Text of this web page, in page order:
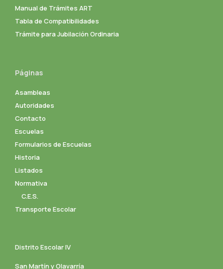
Manual de Trámites ART
Tabla de Compatibilidades
Trámite para Jubilación Ordinaria
Páginas
Asambleas
Autoridades
Contacto
Escuelas
Formularios de Escuelas
Historia
Listados
Normativa
C.E.S.
Transporte Escolar
Distrito Escolar IV
San Martín y Olavarría